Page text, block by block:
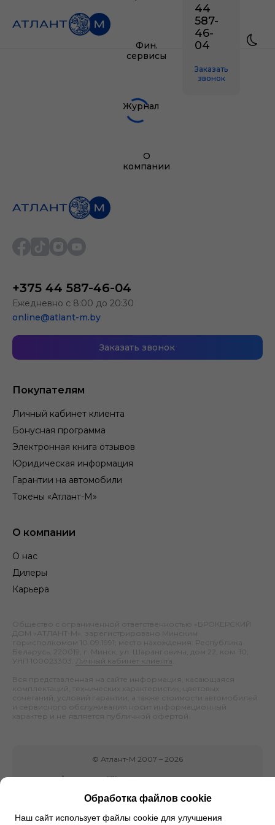
Фин.
сервисы
Журнал
О
компании
44
587-
46-
04
Заказать
звонок
Покупателям
Личный кабинет клиента
Бонусная программа
Электронная книга отзывов
Юридическая информация
Гарантии на автомобили
Токены «Атлант-М»
О компании
О нас
Дилеры
Карьера
+375 44 587-46-04
Ежедневно с 8:00 до 20:30
online@atlant-m.by
Заказать звонок
Общество с ограниченной ответственностью «БРОКЕРСКИЙ
ДОМ «АТЛАНТ-М», зарегистрировано Минским
горисполкомом 10.09.1991; место нахождения: Республика
Беларусь, 220019, г. Минск, ул. Шаранговича, дом 22, ком. 10;
УНП 100023303.
Личный кабинет клиента
Вся представленная на сайте информация, касающаяся
комплектаций, технических характеристик, цветовых
сочетаний, условий гарантии, а также стоимости автомобилей
и сервисного обслуживания носит информационный
характер и не является публичной офертой.
© Атлант-М 2007 – 2026
Обработка файлов cookie
Наш сайт использует файлы cookie для улучшения